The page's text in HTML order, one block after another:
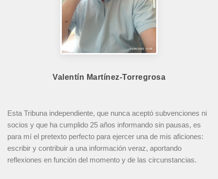
Valentín Martínez-Torregrosa
Esta Tribuna independiente, que nunca aceptó subvenciones ni
socios y que ha cumplido 25 años informando sin pausas, es
para mí el pretexto perfecto para ejercer una de mis aficiones:
escribir y contribuir a una información veraz, aportando
reflexiones en función del momento y de las circunstancias.